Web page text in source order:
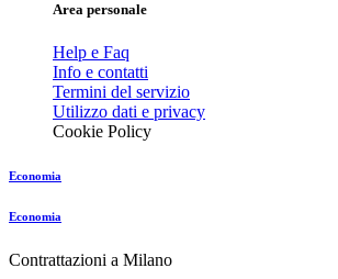
Area personale
Help e Faq
Info e contatti
Termini del servizio
Utilizzo dati e privacy
Cookie Policy
Economia
Economia
Contrattazioni a Milano